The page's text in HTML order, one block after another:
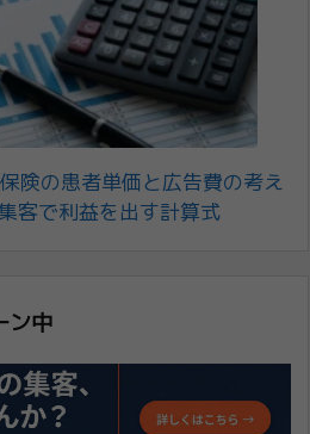
険の患者単価と広告費の考え
客で利益を出す計算式
ン中